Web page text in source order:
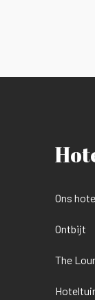
Ons
Ontbijt
The